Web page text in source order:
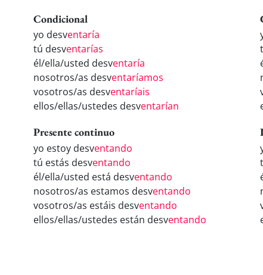
Condicional
yo desventaría
tú desventarías
él/ella/usted desventaría
nosotros/as desventaríamos
vosotros/as desventaríais
ellos/ellas/ustedes desventarían
Presente continuo
yo estoy desventando
tú estás desventando
él/ella/usted está desventando
nosotros/as estamos desventando
vosotros/as estáis desventando
ellos/ellas/ustedes están desventando